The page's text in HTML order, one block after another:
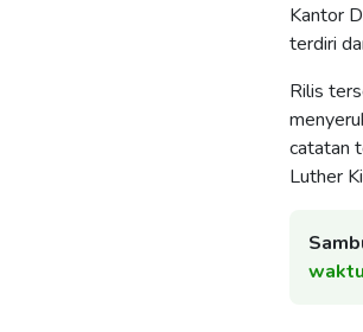
Kantor
terdiri
Rilis
catatan
Luther